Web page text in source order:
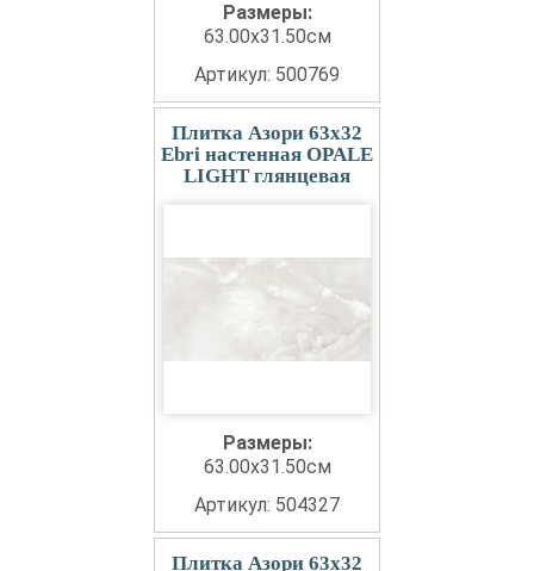
Размеры:
63.00x31.50см
Артикул: 500769
Плитка Азори 63x32
Ebri настенная OPALE
LIGHT глянцевая
Размеры:
63.00x31.50см
Артикул: 504327
Плитка Азори 63x32